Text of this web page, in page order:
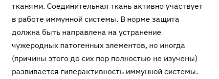
тканями. Соединительная ткань активно участвует
в работе иммунной системы. В норме защита
должна быть направлена на устранение
чужеродных патогенных элементов, но иногда
(причины этого до сих пор полностью не изучены)
развивается гиперактивность иммунной системы.